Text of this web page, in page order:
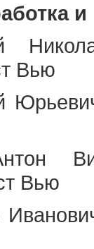
Вью
Вью